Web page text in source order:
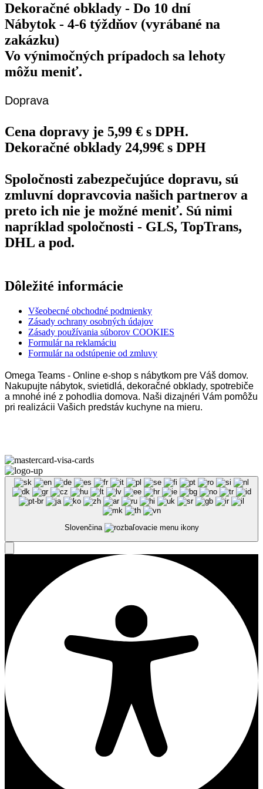
Dekoračné obklady - Do 10 dní
Nábytok - 4-6 týždňov (vyrábané na
zakázku)
Vo výnimočných prípadoch sa lehoty
môžu meniť.
Doprava
Cena dopravy je 5,99 € s DPH.
Dekoračné obklady 24,99€ s DPH
Spoločnosti zabezpečujúce dopravu, sú
zmluvní dopravcovia našich partnerov a
preto ich nie je možné meniť. Sú nimi
napríklad spoločnosti - GLS, TopTrans,
DHL a pod.
Dôležité informácie
Všeobecné obchodné podmienky
Zásady ochrany osobných údajov
Zásady používania súborov COOKIES
Formulár na reklamáciu
Formulár na odstúpenie od zmluvy
Omega Teams - Online e-shop s nábytkom pre Váš domov.
Nakupujte nábytok, svietidlá, dekoračné obklady, spotrebiče
a mnohé iné z pohodlia domova. Naši dizajnéri Vám pomôžu
pri realizácii Vašich predstáv kuchyne na mieru.
Slovenčina